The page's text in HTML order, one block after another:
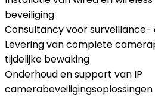
beveiliging
Consultancy voor
Levering van complete
tijdelijke bewaking
Onderhoud en support van IP
camerabeveiligingsoplossingen